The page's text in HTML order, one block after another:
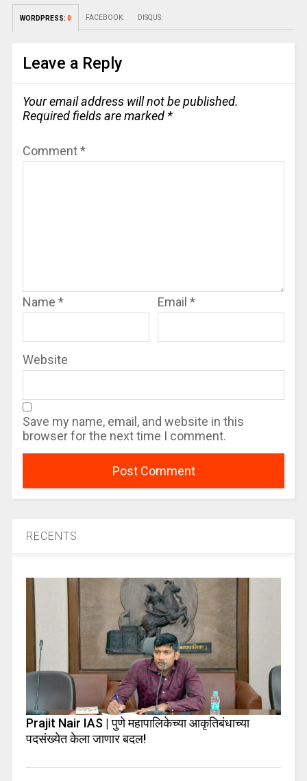
WORDPRESS: 0 FACEBOOK: DISQUS:
Leave a Reply
Your email address will not be published.
Required fields are marked *
Comment*
Name * Email *
Website
Save my name, email, and website in this
browser for the next time I comment.
RECENTS
Prajit Nair IAS | पुणे महापालिकेच्या आकृतिबंधाच्या
पदसंख्येत केला जाणार बदल!